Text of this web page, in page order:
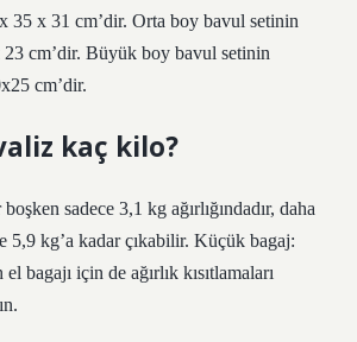
35 x 31 cm’dir. Orta boy bavul setinin
cm’dir. Büyük boy bavul setinin
cm’dir.
kaç kilo?
sadece 3,1 kg ağırlığındadır, daha
5,9 kg’a kadar çıkabilir. Küçük bagaj:
bagajı için de ağırlık kısıtlamaları